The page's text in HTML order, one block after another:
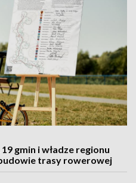
gmin i władze regionu
trasy rowerowej